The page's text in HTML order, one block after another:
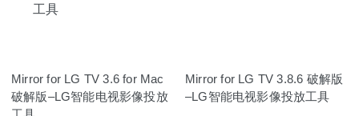
Mirror for LG TV 3.6 for Mac
破解版–LG智能电视影像投放
Mirror for LG TV 3.8.6 破解版
–LG智能电视影像投放工具